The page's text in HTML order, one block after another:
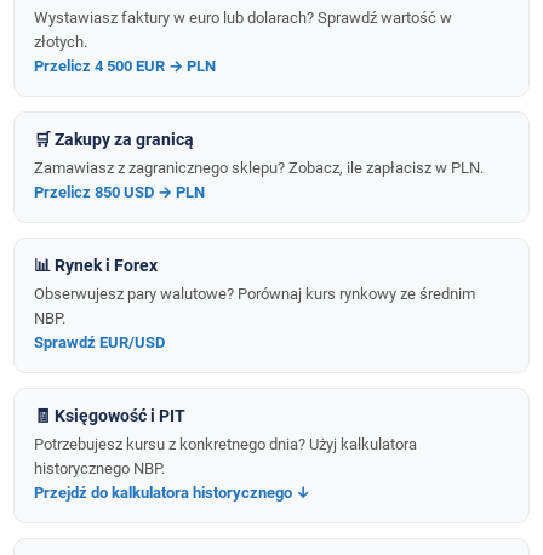
Wystawiasz faktury w euro lub dolarach? Sprawdź wartość w
złotych.
Przelicz 4 500 EUR → PLN
🛒 Zakupy za granicą
Zamawiasz z zagranicznego sklepu? Zobacz, ile zapłacisz w PLN.
Przelicz 850 USD → PLN
📊 Rynek i Forex
Obserwujesz pary walutowe? Porównaj kurs rynkowy ze średnim
NBP.
Sprawdź EUR/USD
🧾 Księgowość i PIT
Potrzebujesz kursu z konkretnego dnia? Użyj kalkulatora
historycznego NBP.
Przejdź do kalkulatora historycznego ↓